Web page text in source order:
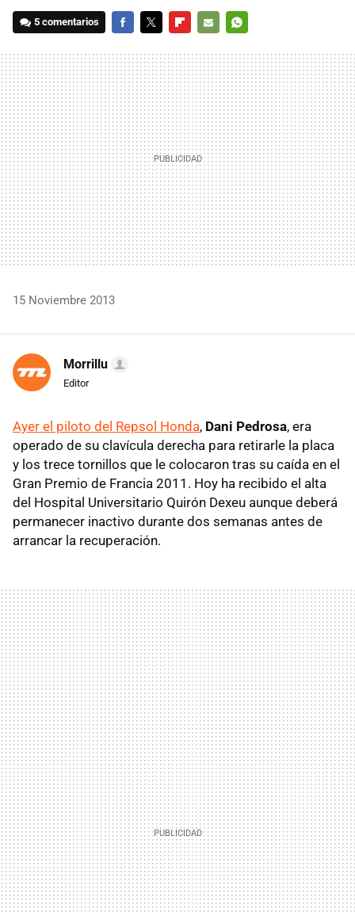
5 comentarios
MAIL
15 Noviembre 2013
Morrillu
Editor
Ayer el piloto del Repsol Honda, Dani Pedrosa, era
operado de su clavícula derecha para retirarle la placa
y los trece tornillos que le colocaron tras su caída en el
Gran Premio de Francia 2011. Hoy ha recibido el alta
del Hospital Universitario Quirón Dexeu aunque deberá
permanecer inactivo durante dos semanas antes de
arrancar la recuperación.